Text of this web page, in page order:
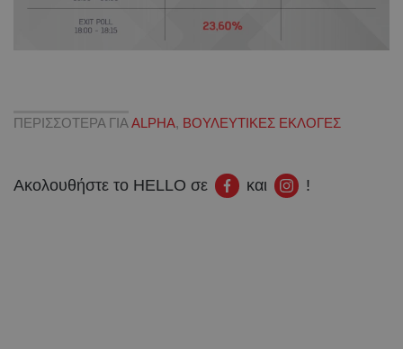
ΠΕΡΙΣΣΟΤΕΡΑ ΓΙΑ ALPHA, ΒΟΥΛΕΥΤΙΚΕΣ ΕΚΛΟΓΕΣ
Ακολουθήστε το HELLO σε και !